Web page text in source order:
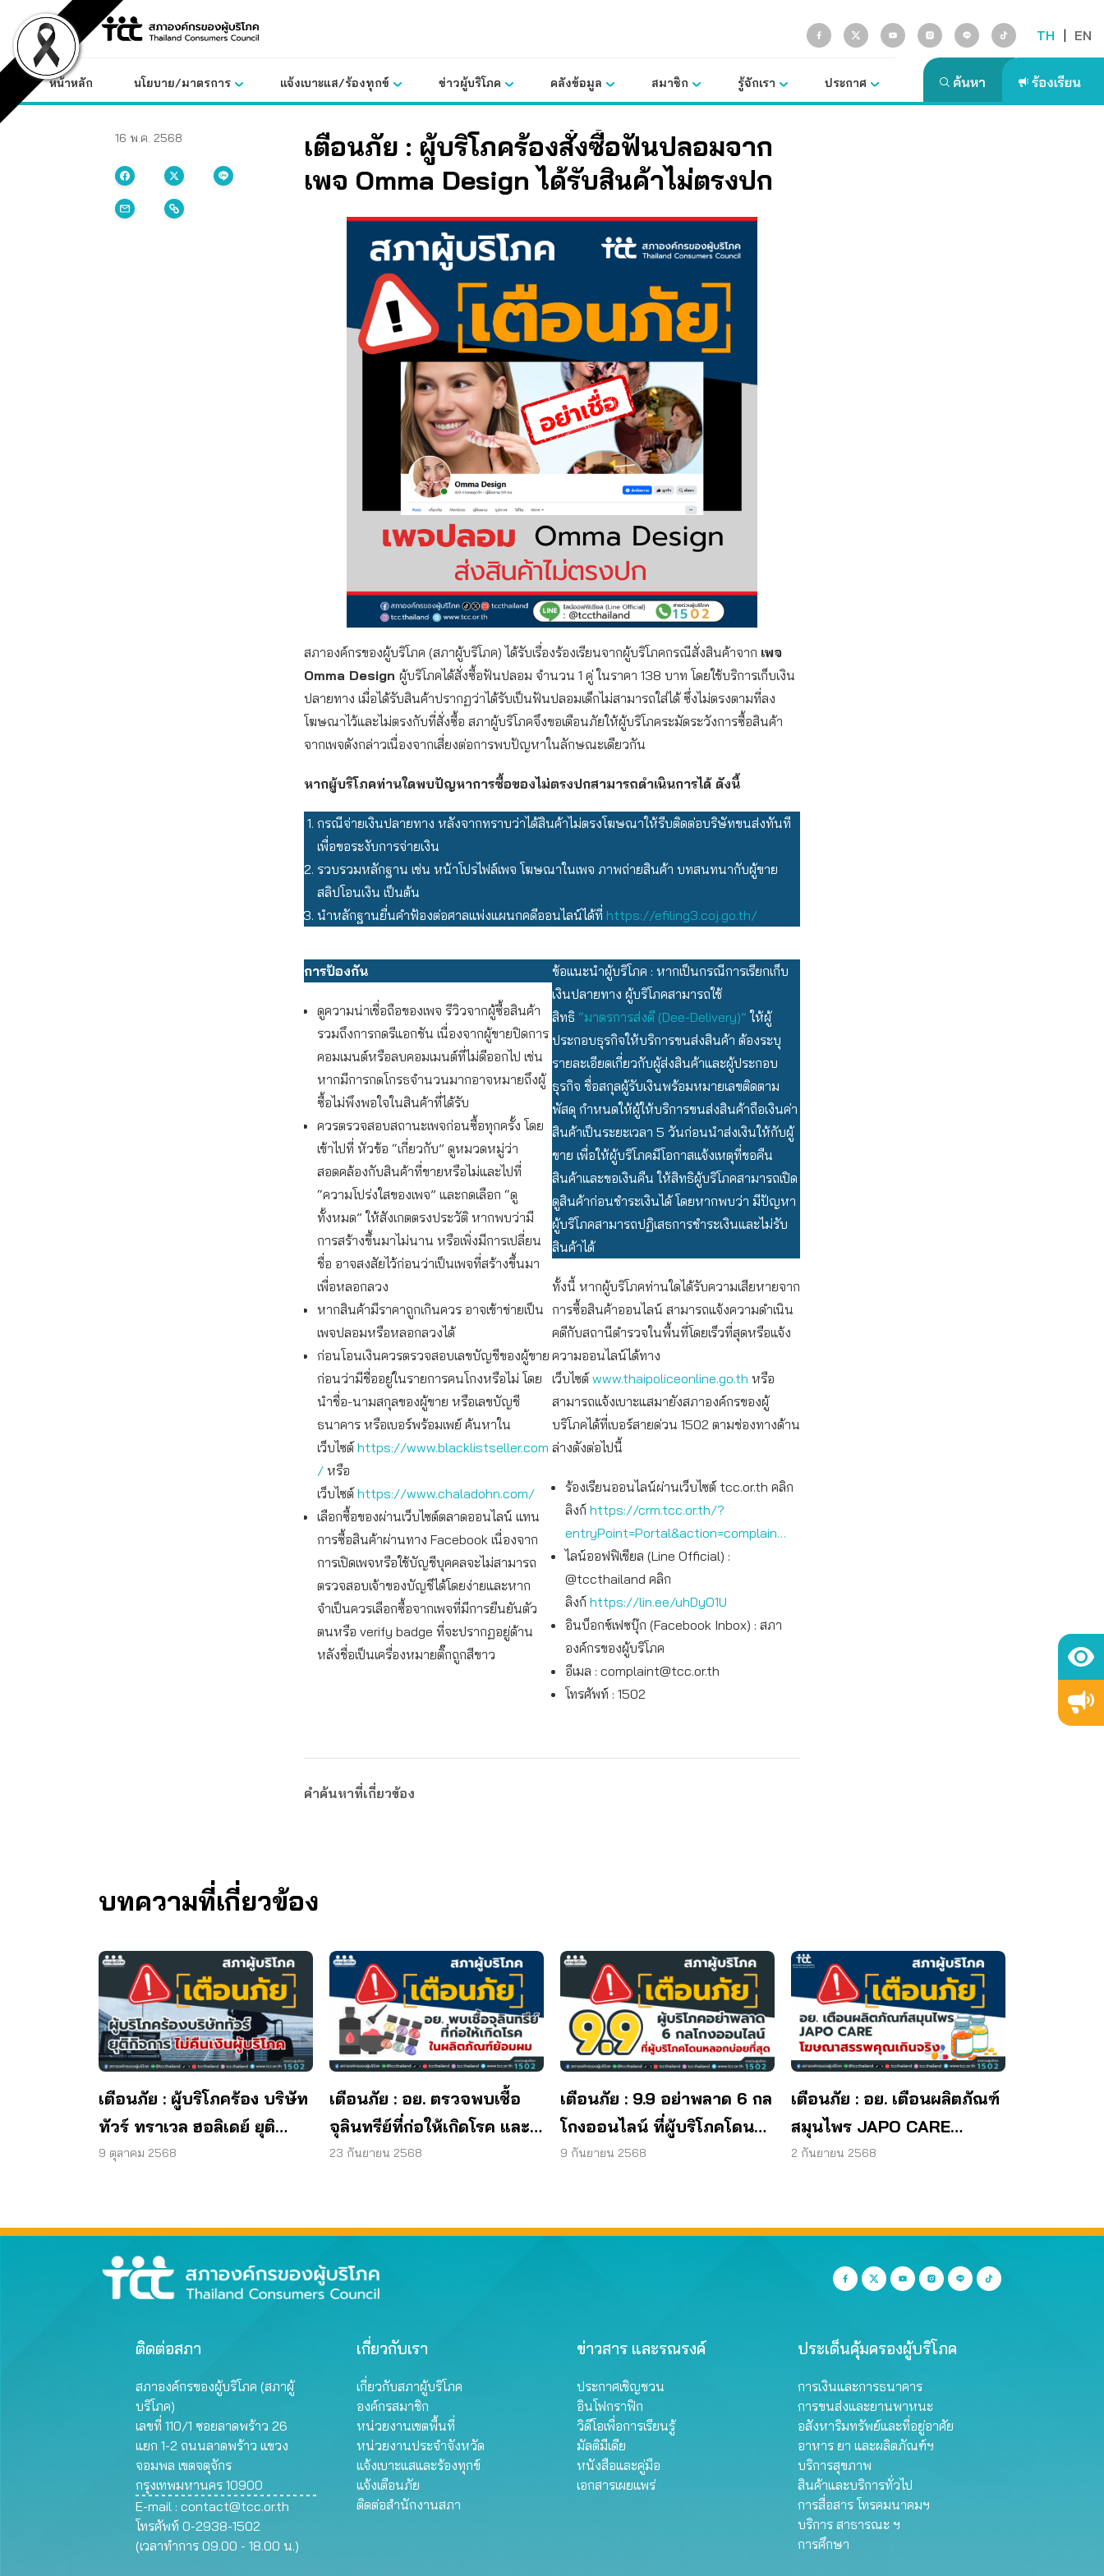
content
TH | EN
หน้าหลัก นโยบาย/มาตรการ แจ้งเบาะแส/ร้องทุกข์ ข่าวผู้บริโภค คลังข้อมูล สมาชิก รู้จักเรา ประกาศ
16 พ.ค. 2568
เตือนภัย : ผู้บริโภคร้องสั่งซื้อฟันปลอมจาก
เพจ Omma Design ได้รับสินค้าไม่ตรงปก
สภาองค์กรของผู้บริโภค (สภาผู้บริโภค) ได้รับเรื่องร้องเรียนจากผู้บริโภคกรณีสั่งสินค้าจาก เพจ
Omma Design ผู้บริโภคได้สั่งซื้อฟันปลอม จำนวน 1 คู่ ในราคา 138 บาท โดยใช้บริการเก็บเงิน
ปลายทาง เมื่อได้รับสินค้าปรากฏว่าได้รับเป็นฟันปลอมเด็กไม่สามารถใส่ได้ ซึ่งไม่ตรงตามที่ลง
โฆษณาไว้และไม่ตรงกับที่สั่งซื้อ สภาผู้บริโภคจึงขอเตือนภัยให้ผู้บริโภคระมัดระวังการซื้อสินค้า
จากเพจดังกล่าวเนื่องจากเสี่ยงต่อการพบปัญหาในลักษณะเดียวกัน
หากผู้บริโภคท่านใดพบปัญหาการซื้อของไม่ตรงปกสามารถดำเนินการได้ ดังนี้
กรณีจ่ายเงินปลายทาง หลังจากทราบว่าได้สินค้าไม่ตรงโฆษณาให้รีบติดต่อบริษัทขนส่งทันที
เพื่อขอระงับการจ่ายเงิน
รวบรวมหลักฐาน เช่น หน้าโปรไฟล์เพจ โฆษณาในเพจ ภาพถ่ายสินค้า บทสนทนากับผู้ขาย
สลิปโอนเงิน เป็นต้น
นำหลักฐานยื่นคำฟ้องต่อศาลแพ่งแผนกคดีออนไลน์ได้ที่ https://efiling3.coj.go.th/
การป้องกัน
ดูความน่าเชื่อถือของเพจ รีวิวจากผู้ซื้อสินค้า
รวมถึงการกดรีแอกชัน เนื่องจากผู้ขายปิดการ
คอมเมนต์หรือลบคอมเมนต์ที่ไม่ดีออกไป เช่น
หากมีการกดโกรธจำนวนมากอาจหมายถึงผู้
ซื้อไม่พึงพอใจในสินค้าที่ได้รับ
ควรตรวจสอบสถานะเพจก่อนซื้อทุกครั้ง โดย
เข้าไปที่ หัวข้อ “เกี่ยวกับ” ดูหมวดหมู่ว่า
สอดคล้องกับสินค้าที่ขายหรือไม่และไปที่
“ความโปร่งใสของเพจ” และกดเลือก “ดู
ทั้งหมด” ให้สังเกตตรงประวัติ หากพบว่ามี
การสร้างขึ้นมาไม่นาน หรือเพิ่งมีการเปลี่ยน
ชื่อ อาจสงสัยไว้ก่อนว่าเป็นเพจที่สร้างขึ้นมา
เพื่อหลอกลวง
หากสินค้ามีราคาถูกเกินควร อาจเข้าข่ายเป็น
เพจปลอมหรือหลอกลวงได้
ก่อนโอนเงินควรตรวจสอบเลขบัญชีของผู้ขาย
ก่อนว่ามีชื่ออยู่ในรายการคนโกงหรือไม่ โดย
นำชื่อ-นามสกุลของผู้ขาย หรือเลขบัญชี
ธนาคาร หรือเบอร์พร้อมเพย์ ค้นหาใน
เว็บไซต์ https://www.blacklistseller.com
/ หรือ
เว็บไซต์ https://www.chaladohn.com/
เลือกซื้อของผ่านเว็บไซต์ตลาดออนไลน์ แทน
การซื้อสินค้าผ่านทาง Facebook เนื่องจาก
การเปิดเพจหรือใช้บัญชีบุคคลจะไม่สามารถ
ตรวจสอบเจ้าของบัญชีได้โดยง่ายและหาก
จำเป็นควรเลือกซื้อจากเพจที่มีการยืนยันตัว
ตนหรือ verify badge ที่จะปรากฏอยู่ด้าน
หลังชื่อเป็นเครื่องหมายติ๊กถูกสีขาว
ข้อแนะนำผู้บริโภค : หากเป็นกรณีการเรียกเก็บ
เงินปลายทาง ผู้บริโภคสามารถใช้
สิทธิ “มาตรการส่งดี (Dee-Delivery)”ให้ผู้
ประกอบธุรกิจให้บริการขนส่งสินค้า ต้องระบุ
รายละเอียดเกี่ยวกับผู้ส่งสินค้าและผู้ประกอบ
ธุรกิจ ชื่อสกุลผู้รับเงินพร้อมหมายเลขติดตาม
พัสดุ กำหนดให้ผู้ให้บริการขนส่งสินค้าถือเงินค่า
สินค้าเป็นระยะเวลา 5 วันก่อนนำส่งเงินให้กับผู้
ขาย เพื่อให้ผู้บริโภคมีโอกาสแจ้งเหตุที่ขอคืน
สินค้าและขอเงินคืน ให้สิทธิผู้บริโภคสามารถเปิด
ดูสินค้าก่อนชำระเงินได้ โดยหากพบว่า มีปัญหา
ผู้บริโภคสามารถปฏิเสธการชำระเงินและไม่รับ
สินค้าได้
ทั้งนี้ หากผู้บริโภคท่านใดได้รับความเสียหายจาก
การซื้อสินค้าออนไลน์ สามารถแจ้งความดำเนิน
คดีกับสถานีตำรวจในพื้นที่โดยเร็วที่สุดหรือแจ้ง
ความออนไลน์ได้ทาง
เว็บไซต์ www.thaipoliceonline.go.th หรือ
สามารถแจ้งเบาะแสมายังสภาองค์กรของผู้
บริโภคได้ที่เบอร์สายด่วน 1502 ตามช่องทางด้าน
ล่างดังต่อไปนี้
ร้องเรียนออนไลน์ผ่านเว็บไซต์ tcc.or.th คลิก
ลิงก์ https://crm.tcc.or.th/?
entryPoint=Portal&action=complain…
ไลน์ออฟฟิเชียล (Line Official) :
@tccthailand คลิก
ลิงก์ https://lin.ee/uhDyO1U
อินบ็อกซ์เฟซบุ๊ก (Facebook Inbox) : สภา
องค์กรของผู้บริโภค
อีเมล : complaint@tcc.or.th
โทรศัพท์ : 1502
คำค้นหาที่เกี่ยวข้อง
บทความที่เกี่ยวข้อง
เตือนภัย : ผู้บริโภคร้อง บริษัท
ทัวร์ ทราเวล ฮอลิเดย์ ยุติ
กิจการ ไม่คืนเงินผู้บริโภค
9 ตุลาคม 2568
เตือนภัย : อย. ตรวจพบเชื้อ
จุลินทรีย์ที่ก่อให้เกิดโรค และ
พบแบคทีเรีย ยีสต์ และรา เกิน
23 กันยายน 2568
เตือนภัย : 9.9 อย่าพลาด 6 กล
โกงออนไลน์ ที่ผู้บริโภคโดน
หลอกบ่อยที่สุด
9 กันยายน 2568
เตือนภัย : อย. เตือนผลิตภัณฑ์
สมุนไพร JAPO CARE
โฆษณาสรรพคุณเกินจริง
2 กันยายน 2568
ติดต่อสภา
สภาองค์กรของผู้บริโภค (สภาผู้
บริโภค)
เลขที่ 110/1 ซอยลาดพร้าว 26
แยก 1-2 ถนนลาดพร้าว แขวง
จอมพล เขตจตุจักร
กรุงเทพมหานคร 10900
E-mail : contact@tcc.or.th
โทรศัพท์ 0-2938-1502
(เวลาทำการ 09.00 - 18.00 น.)
เกี่ยวกับเรา
เกี่ยวกับสภาผู้บริโภค
องค์กรสมาชิก
หน่วยงานเขตพื้นที่
หน่วยงานประจำจังหวัด
แจ้งเบาะแสและร้องทุกข์
แจ้งเตือนภัย
ติดต่อสำนักงานสภา
ข่าวสาร และรณรงค์
ประกาศเชิญชวน
อินโฟกราฟิก
วิดีโอเพื่อการเรียนรู้
มัลติมีเดีย
หนังสือและคู่มือ
เอกสารเผยแพร่
ประเด็นคุ้มครองผู้บริโภค
การเงินและการธนาคาร
การขนส่งและยานพาหนะ
อสังหาริมทรัพย์และที่อยู่อาศัย
อาหาร ยา และผลิตภัณฑ์ฯ
บริการสุขภาพ
สินค้าและบริการทั่วไป
การสื่อสาร โทรคมนาคมฯ
บริการ สาธารณะ ฯ
การศึกษา